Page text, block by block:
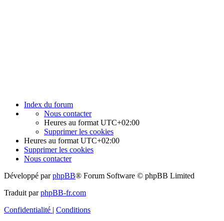
Index du forum
Nous contacter
Heures au format UTC+02:00
Supprimer les cookies
Heures au format UTC+02:00
Supprimer les cookies
Nous contacter
Développé parphpBB® Forum Software © phpBB Limited
Traduit parphpBB-fr.com
Confidentialité | Conditions